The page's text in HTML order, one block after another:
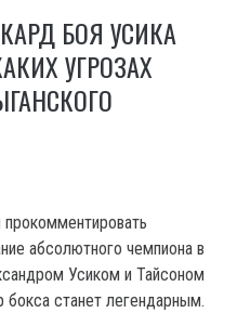
БОЯ УСИКА
УГРОЗАХ
абсолютного чемпиона в
Усиком и Тайсоном
станет легендарным.